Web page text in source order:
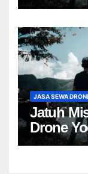
JASA SEWA
Jatuh
Drone